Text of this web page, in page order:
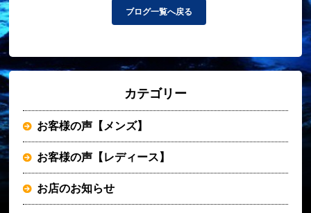
ブログ一覧へ戻る
カテゴリー
お客様の声【メンズ】
お客様の声【レディース】
お店のお知らせ